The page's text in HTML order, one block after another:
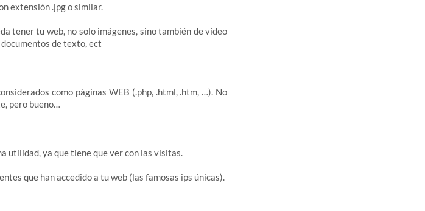
extensión .jpg o similar.
tener tu web, no solo imágenes, sino también de vídeo
de texto, ect
como páginas WEB (.php, .html, .htm, …). No
pero bueno…
utilidad, ya que tiene que ver con las visitas.
que han accedido a tu web (las famosas ips únicas).